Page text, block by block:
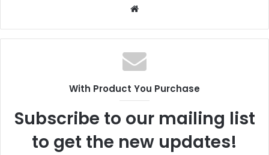
Website
With Product You Purchase
Subscribe to our mailing list
to get the new updates!